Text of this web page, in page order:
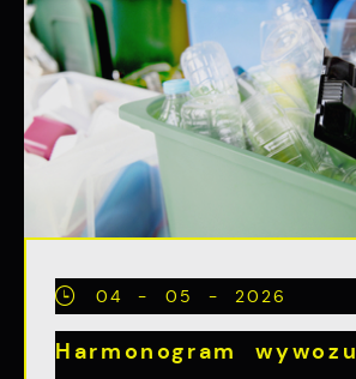
04 - 05 - 2026
Harmonogram wywozu